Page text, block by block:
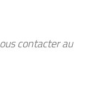
contacter au